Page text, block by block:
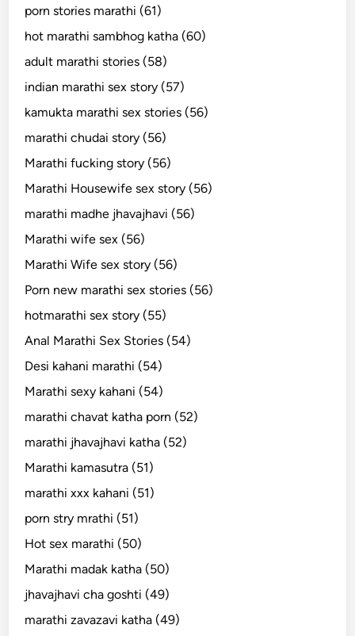
porn stories marathi (61)
hot marathi sambhog katha (60)
adult marathi stories (58)
indian marathi sex story (57)
kamukta marathi sex stories (56)
marathi chudai story (56)
Marathi fucking story (56)
Marathi Housewife sex story (56)
marathi madhe jhavajhavi (56)
Marathi wife sex (56)
Marathi Wife sex story (56)
Porn new marathi sex stories (56)
hotmarathi sex story (55)
Anal Marathi Sex Stories (54)
Desi kahani marathi (54)
Marathi sexy kahani (54)
marathi chavat katha porn (52)
marathi jhavajhavi katha (52)
Marathi kamasutra (51)
marathi xxx kahani (51)
porn stry mrathi (51)
Hot sex marathi (50)
Marathi madak katha (50)
jhavajhavi cha goshti (49)
marathi zavazavi katha (49)